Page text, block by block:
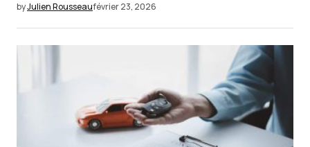
byJulien Rousseaufévrier 23, 2026